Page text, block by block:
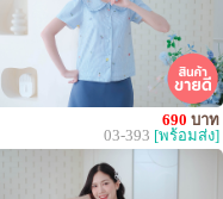
690 บาท
03-393 [พร้อมส่ง]